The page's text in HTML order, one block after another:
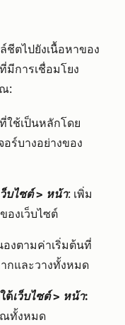
ตไปยังเนื้อหาของ
การเชื่อมโยง
:
ใช้เป็นหลักโดย
ร์บางอย่างของ
ว็บไซต์> หน้า: เพิ่ม
องเว็บไซต์
งตามค่าเริ่มต้นที่
กและวางทั้งหมด
ต้เว็บไซต์> หน้า:
ณทั้งหมด